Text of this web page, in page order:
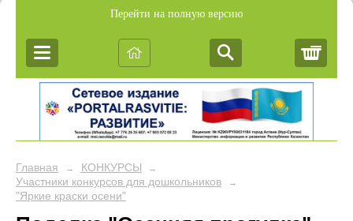
Перейти на полную версию
Главная → КОНКУРСЫ →
Участники конкурсов для дошкольников →
"Яркие краски осени"